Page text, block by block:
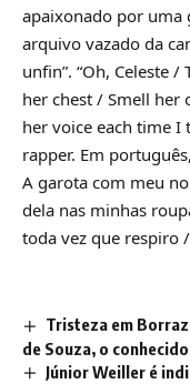
apaixonado por uma
arquivo vazado da
unfin”. “Oh, Celeste
her chest / Smell her
her voice each time I
rapper. Em
A garota com meu
dela nas minhas
toda vez que respiro
Tristeza em
de Souza, o
Júnior Weiller é